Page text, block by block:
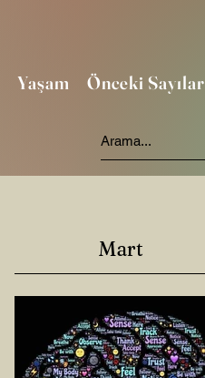
Yaşam Önceki Sayılar
Mart